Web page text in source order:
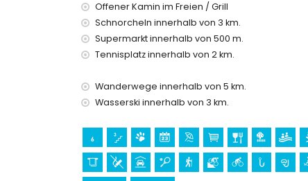
Einrichtungen und Dienstleistungen gegen
Zusatzbett (auf Anfrage)
Unterhaltung und Freizeitaktivitäten für Ihren
Sehenswürdigkeiten und Kultur in Denia,
Kilometern von der Unterkunft)
Museum (Histórico de Javea und Javea)
Sport
Offener Kamin im Freien / Grill
Schnorcheln innerhalb von 3 km.
Supermarkt innerhalb von 500 m.
Tennisplatz innerhalb von 2 km.
Wanderwege innerhalb von 5 km.
Wasserski innerhalb von 3 km.